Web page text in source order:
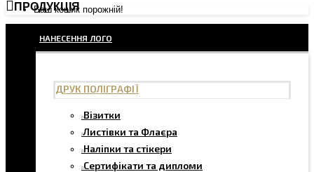
Ваш кошик порожній!
ПРОДУКЦІЯ
НАНЕСЕННЯ ЛОГО
ДРУК ПОЛІГРАФІЇ
Візитки
Листівки та Флаєра
Наліпки та стікери
Сертифікати та дипломи